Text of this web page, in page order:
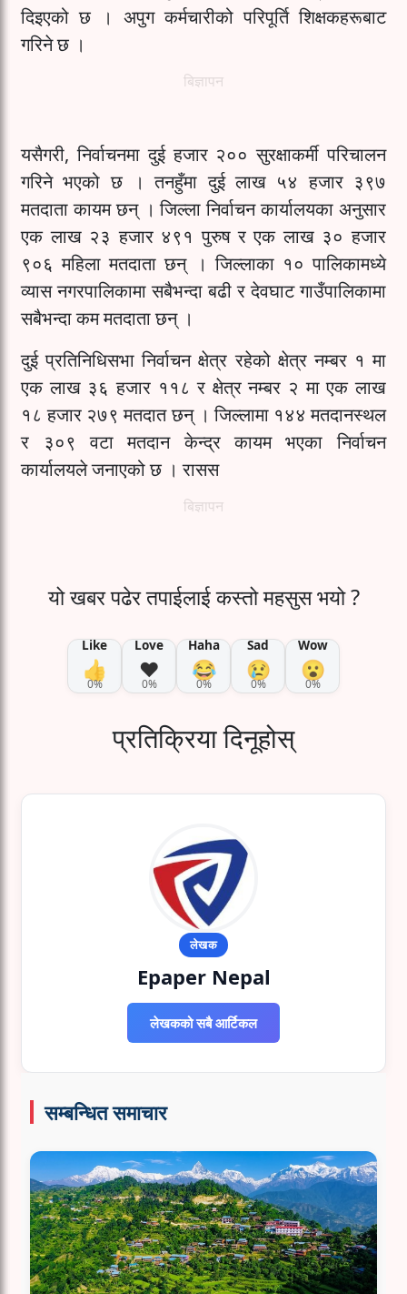
दिइएको छ । अपुग कर्मचारीको परिपूर्ति शिक्षकहरूबाट
गरिने छ ।
बिज्ञापन
यसैगरी, निर्वाचनमा दुई हजार २०० सुरक्षाकर्मी परिचालन
गरिने भएको छ । तनहुँमा दुई लाख ५४ हजार ३९७
मतदाता कायम छन् । जिल्ला निर्वाचन कार्यालयका अनुसार
एक लाख २३ हजार ४९१ पुरुष र एक लाख ३० हजार
९०६ महिला मतदाता छन् । जिल्लाका १० पालिकामध्ये
व्यास नगरपालिकामा सबैभन्दा बढी र देवघाट गाउँपालिकामा
सबैभन्दा कम मतदाता छन् ।
दुई प्रतिनिधिसभा निर्वाचन क्षेत्र रहेको क्षेत्र नम्बर १ मा
एक लाख ३६ हजार ११८ र क्षेत्र नम्बर २ मा एक लाख
१८ हजार २७९ मतदात छन् । जिल्लामा १४४ मतदानस्थल
र ३०९ वटा मतदान केन्द्र कायम भएका निर्वाचन
कार्यालयले जनाएको छ । रासस
बिज्ञापन
यो खबर पढेर तपाईलाई कस्तो महसुस भयो ?
Like
👍
0%
Love
❤️
0%
Haha
😂
0%
Sad
😢
0%
Wow
😮
0%
प्रतिक्रिया दिनूहोस्
लेखक
Epaper Nepal
लेखकको सबै आर्टिकल
सम्बन्धित समाचार